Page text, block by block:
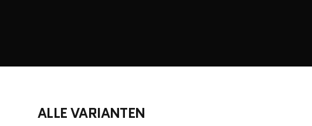
ALLE VARIANTEN